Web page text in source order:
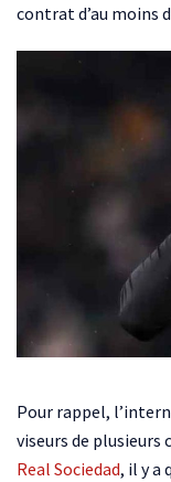
contrat d’au moins
Pour rappel,
viseurs de plusieurs
Real Sociedad, il y a